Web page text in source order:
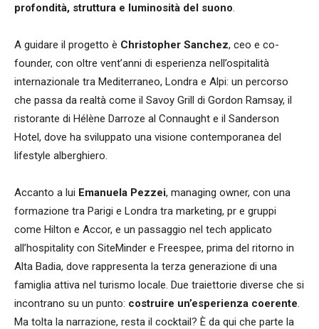
profondità, struttura e luminosità del suono.
A guidare il progetto è Christopher Sanchez, ceo e co-
founder, con oltre vent’anni di esperienza nell’ospitalità
internazionale tra Mediterraneo, Londra e Alpi: un percorso
che passa da realtà come il Savoy Grill di Gordon Ramsay, il
ristorante di Hélène Darroze al Connaught e il Sanderson
Hotel, dove ha sviluppato una visione contemporanea del
lifestyle alberghiero.
Accanto a lui Emanuela Pezzei, managing owner, con una
formazione tra Parigi e Londra tra marketing, pr e gruppi
come Hilton e Accor, e un passaggio nel tech applicato
all’hospitality con SiteMinder e Freespee, prima del ritorno in
Alta Badia, dove rappresenta la terza generazione di una
famiglia attiva nel turismo locale. Due traiettorie diverse che si
incontrano su un punto: costruire un’esperienza coerente.
Ma tolta la narrazione, resta il cocktail? È da qui che parte la